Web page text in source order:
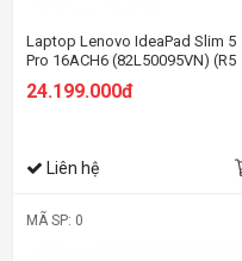
Laptop Lenovo IdeaPad Slim 5
Pro 16ACH6 (82L50095VN) (R5
5600H/8GB RAM/512GB SSD/16
WQXGA 120Hz/GTX 1650
24.199.000đ
Liên hệ
MÃ SP: 0